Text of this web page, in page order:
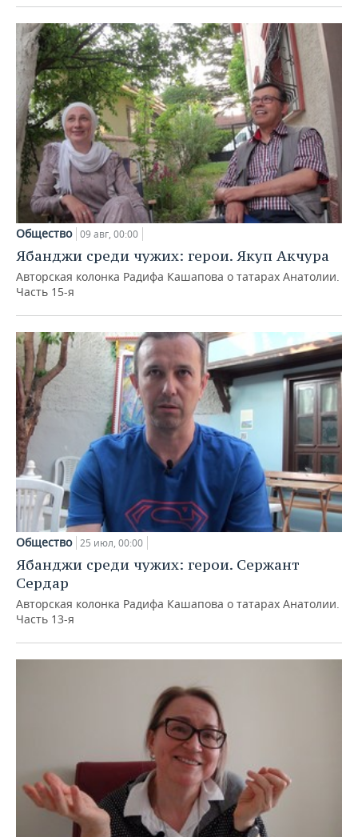
Общество 09 авг, 00:00
Ябанджи среди чужих: герои. Якуп Акчура
Авторская колонка Радифа Кашапова о татарах Анатолии.
Часть 15-я
Общество 25 июл, 00:00
Ябанджи среди чужих: герои. Сержант
Сердар
Авторская колонка Радифа Кашапова о татарах Анатолии.
Часть 13-я